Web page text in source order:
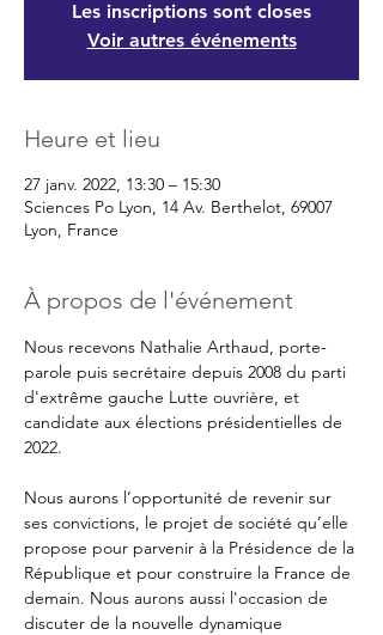
Les inscriptions sont closes
Voir autres événements
Heure et lieu
27 janv. 2022, 13:30 – 15:30
Sciences Po Lyon, 14 Av. Berthelot, 69007
Lyon, France
À propos de l'événement
Nous recevons Nathalie Arthaud, porte-
parole puis secrétaire depuis 2008 du parti
d'extrême gauche Lutte ouvrière, et
candidate aux élections présidentielles de
Nous aurons l’opportunité de revenir sur
ses convictions, le projet de société qu’elle
propose pour parvenir à la Présidence de la
République et pour construire la France de
demain. Nous aurons aussi l'occasion de
discuter de la nouvelle dynamique